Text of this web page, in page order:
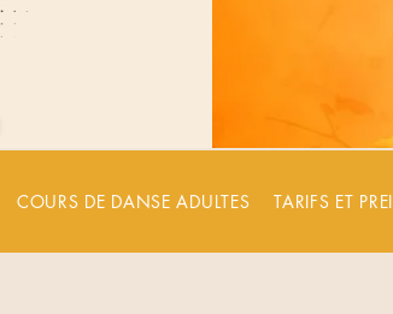
COURS DE DANSE ADULTES TARIFS ET